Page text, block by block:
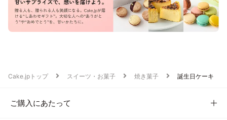
Cake.jpトップ スイーツ・お菓子 焼き菓子 誕生日ケーキ
ご購入にあたって